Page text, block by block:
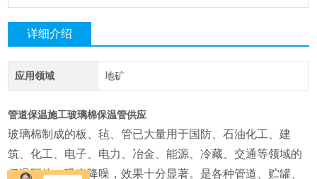
详细介绍
应用领域 地矿
管道保温施工玻璃棉保温管供应
玻璃棉制成的板、毡、管已大量用于国防、石油化工、建
筑、化工、电子、电力、冶金、能源、冷藏、交通等领域的
保温隔热、吸声降噪，效果十分显著。是各种管道、贮罐、